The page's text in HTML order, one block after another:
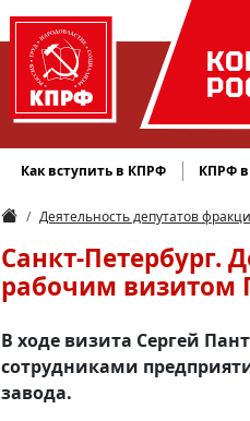
Как вступить в КПРФ КПРФ
Деятельность депутатов
Санкт-Петербург.
рабочим
В ходе визита Сергей
сотрудниками
завода.